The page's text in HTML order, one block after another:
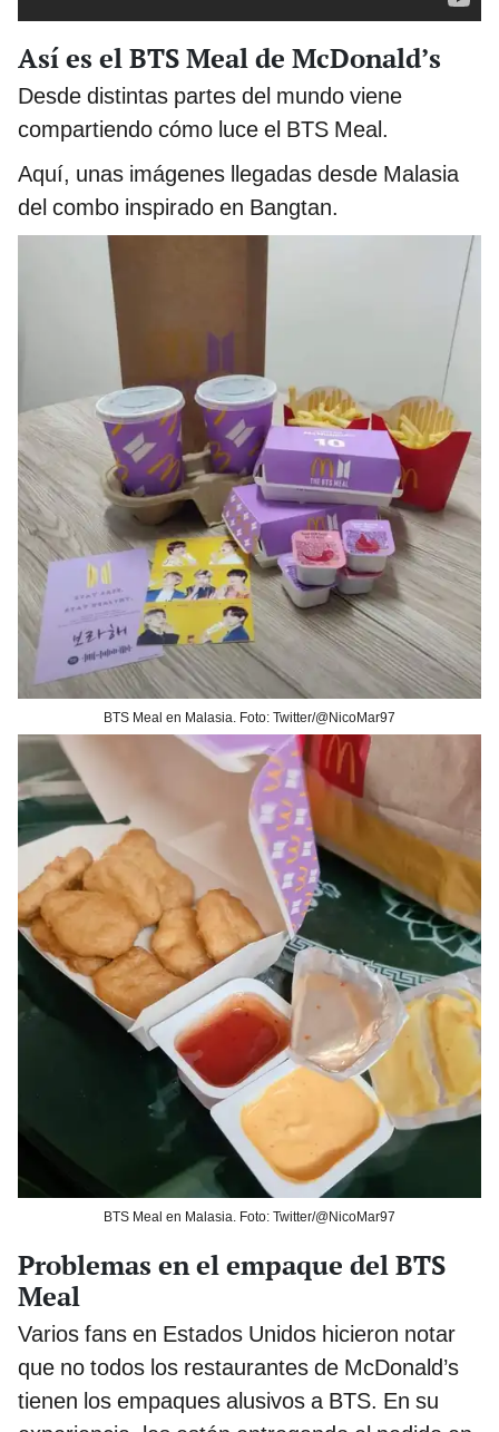
Así es el BTS Meal de McDonald’s
Desde distintas partes del mundo viene
compartiendo cómo luce el BTS Meal.
Aquí, unas imágenes llegadas desde Malasia
del combo inspirado en Bangtan.
BTS Meal en Malasia. Foto: Twitter/@NicoMar97
BTS Meal en Malasia. Foto: Twitter/@NicoMar97
Problemas en el empaque del BTS
Meal
Varios fans en Estados Unidos hicieron notar
que no todos los restaurantes de McDonald’s
tienen los empaques alusivos a BTS. En su